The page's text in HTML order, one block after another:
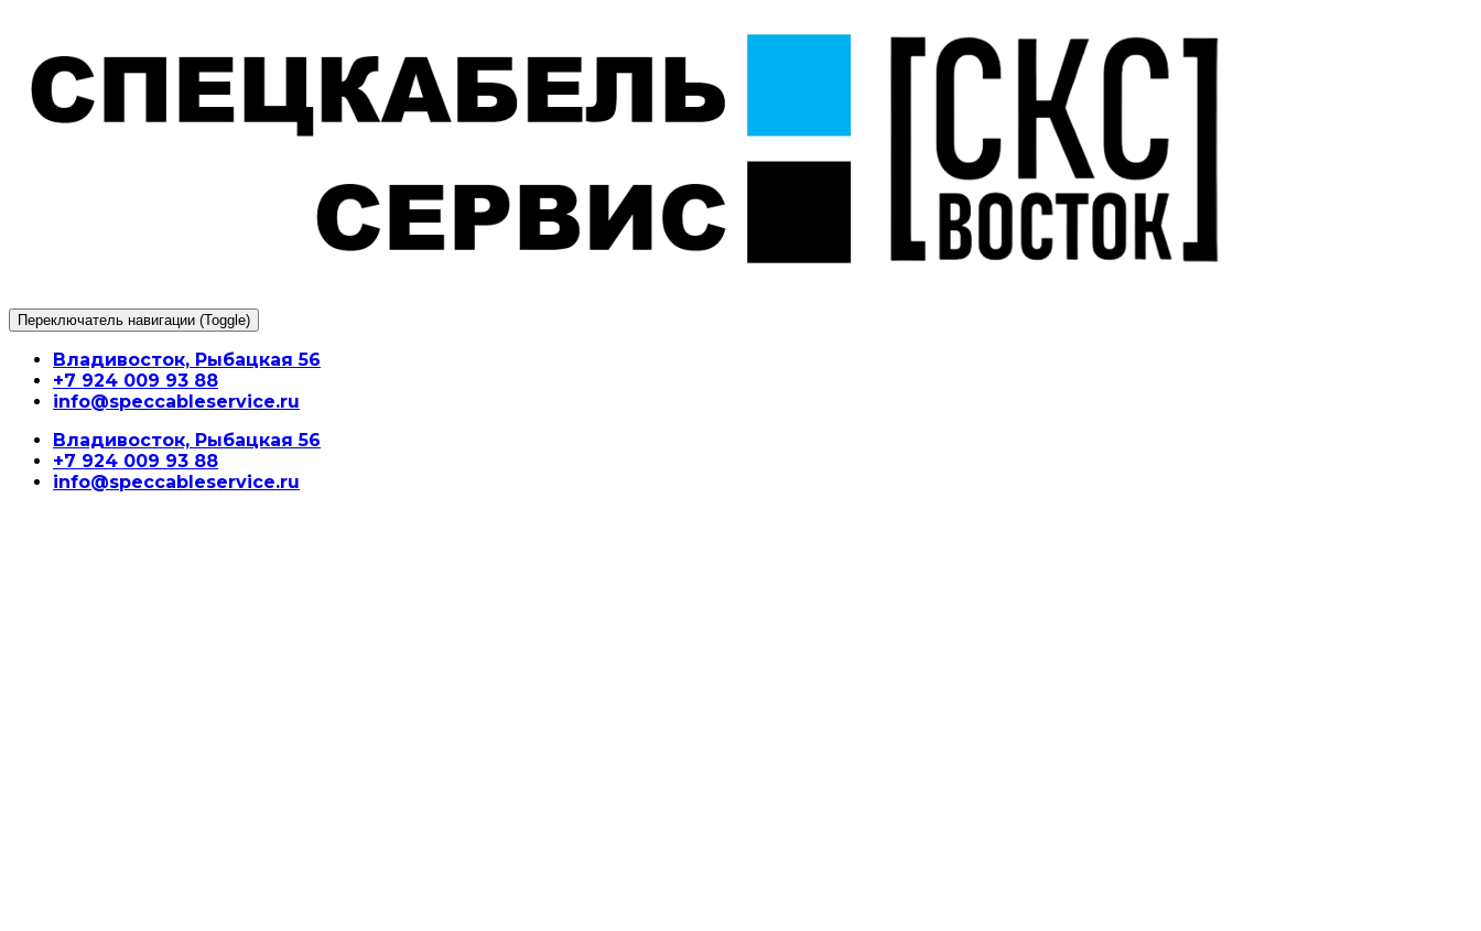
содержимому
Переключатель навигации (Toggle)
Владивосток, Рыбацкая 56
+7 924 009 93 88
info@speccableservice.ru
Владивосток, Рыбацкая 56
+7 924 009 93 88
info@speccableservice.ru